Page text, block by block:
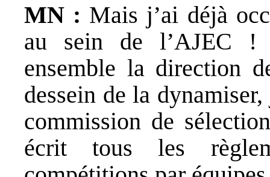
MN : Mais j’ai déjà
au sein de l’AJEC !
ensemble la direction
dessein de la
commission de
écrit tous les